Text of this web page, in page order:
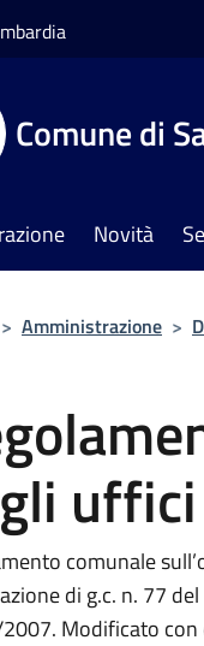
Comune di
Novità
> Amministrazione >
comunale
di g.c. n. 77
Modificato con